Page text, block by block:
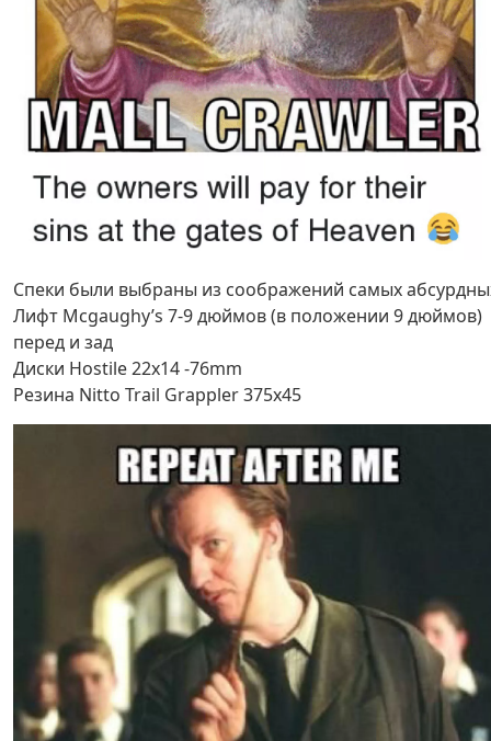
Спеки были выбраны из соображений самых
Лифт Mcgaughy’s 7-9 дюймов (в положении 9 дюймов)
перед и зад
Диски Hostile 22x14 -76mm
Резина Nitto Trail Grappler 375x45